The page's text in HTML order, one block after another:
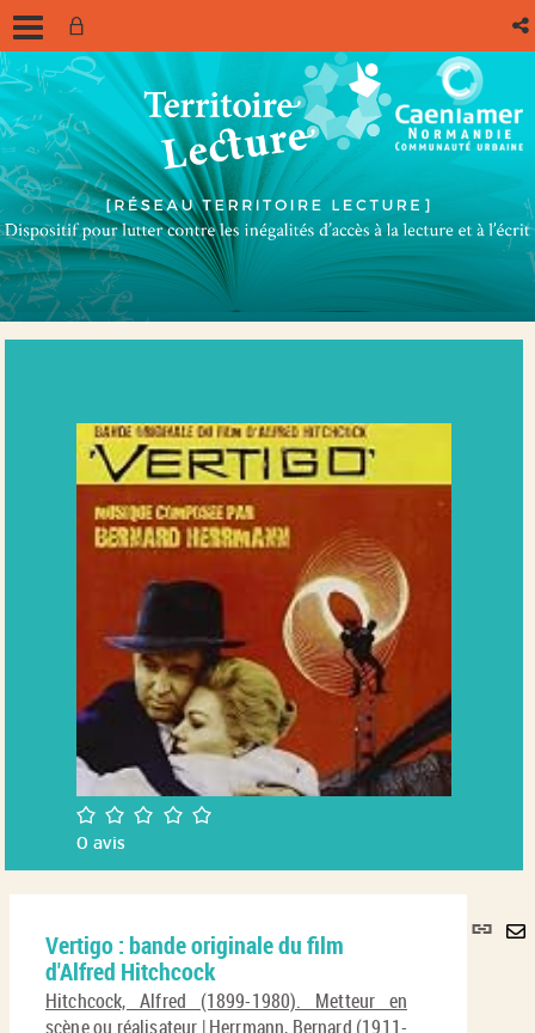
/5
0avis
Lien
Vertigo : bande originale du film
d'Alfred Hitchcock
Hitchcock, Alfred (1899-1980). Metteur en
scène ou réalisateur |Herrmann, Bernard (1911-